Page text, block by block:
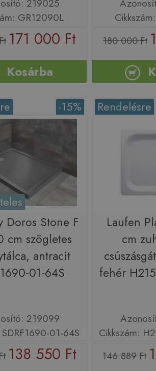
GR12090L
171 000 Ft
Kosárba
180 000 Ft
-15%
Doros Stone F
cm szögletes
antracit
01-64S
219099
01-64S
138 550 Ft
Rendelésre
Laufen
cm
fehér
Cikkszám:
146 889 Ft